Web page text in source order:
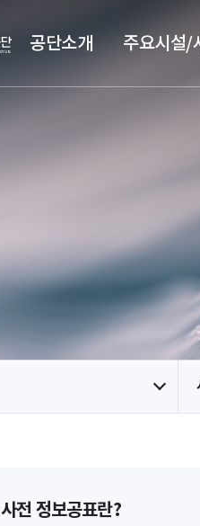
공단소개 주요시설/
사전 정보공표란?